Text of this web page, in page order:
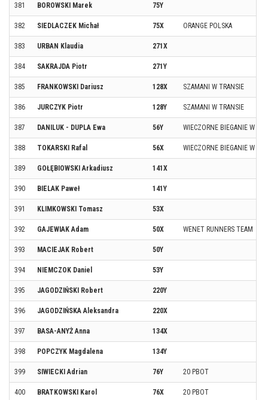
381 BOROWSKI Marek 75Y
382 SIEDLACZEK Michał 75X ORANGE POLSKA
383 URBAN Klaudia 271X
384 SAKRAJDA Piotr 271Y
385 FRANKOWSKI Dariusz 128X SZAMANI W TRANSIE
386 JURCZYK Piotr 128Y SZAMANI W TRANSIE
387 DANILUK - DUPLA Ewa 56Y WIECZORNE BIEGANIE W
388 TOKARSKI Rafal 56X WIECZORNE BIEGANIE W
389 GOŁĘBIOWSKI Arkadiusz 141X
390 BIELAK Paweł 141Y
391 KLIMKOWSKI Tomasz 53X
392 GAJEWIAK Adam 50X WENET RUNNERS TEAM
393 MACIEJAK Robert 50Y
394 NIEMCZOK Daniel 53Y
395 JAGODZIŃSKI Robert 220Y
396 JAGODZIŃSKA Aleksandra 220X
397 BASA-ANYŻ Anna 134X
398 POPCZYK Magdalena 134Y
399 SIWIECKI Adrian 76Y 20 PBOT
400 BRATKOWSKI Karol 76X 20 PBOT